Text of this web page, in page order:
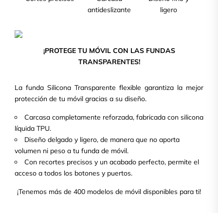
antideslizante
ligero
¡PROTEGE TU MÓVIL CON LAS FUNDAS
TRANSPARENTES!
La funda Silicona Transparente flexible garantiza la mejor
protección de tu móvil gracias a su diseño.
Carcasa completamente reforzada, fabricada con silicona
líquida TPU.
Diseño delgado y ligero, de manera que no aporta
volumen ni peso a tu funda de móvil.
Con recortes precisos y un acabado perfecto, permite el
acceso a todos los botones y puertos.
¡Tenemos más de 400 modelos de móvil disponibles para ti!